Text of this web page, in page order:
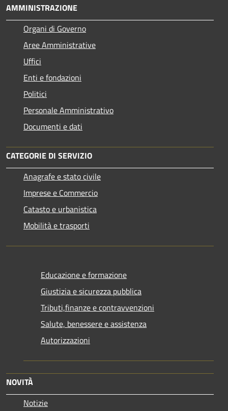
AMMINISTRAZIONE
Organi di Governo
Aree Amministrative
Uffici
Enti e fondazioni
Politici
Personale Amministrativo
Documenti e dati
CATEGORIE DI SERVIZIO
Anagrafe e stato civile
Imprese e Commercio
Catasto e urbanistica
Mobilità e trasporti
Educazione e formazione
Giustizia e sicurezza pubblica
Tributi,finanze e contravvenzioni
Salute, benessere e assistenza
Autorizzazioni
NOVITÀ
Notizie